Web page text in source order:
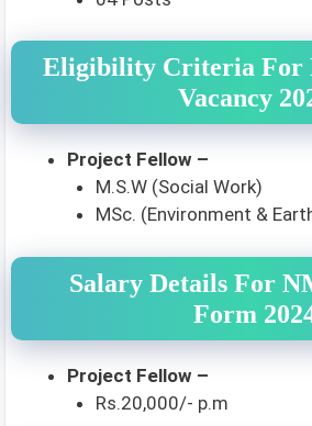
Eligibility Criteria For
Vacancy
Project Fellow –
M.S.W (Social Work)
MSc. (Environment &
Salary Details For
Form
Project Fellow –
Rs.20,000/- p.m